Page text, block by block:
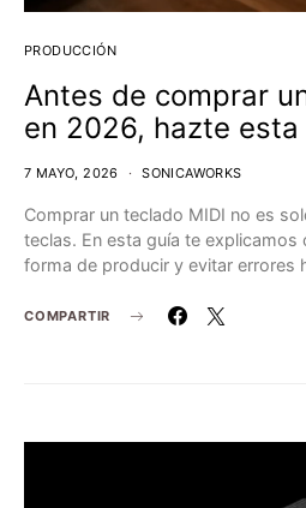
PRODUCCIÓN
Antes de comprar
en 2026, hazte
7 MAYO, 2026 SONICAWORKS
Comprar un teclado MIDI no es
teclas. En esta guía te explicamos
forma de producir y evitar errores
COMPARTIR